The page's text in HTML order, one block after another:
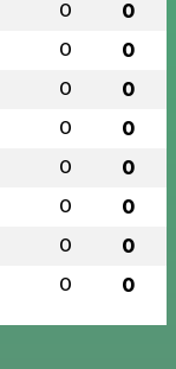
0 0
0 0
0 0
0 0
0 0
0 0
0 0
0 0